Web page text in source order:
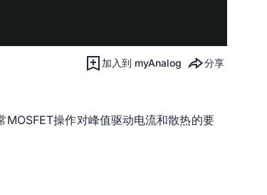
加入到 myAnalog 分享
操作对峰值驱动电流和散热的要